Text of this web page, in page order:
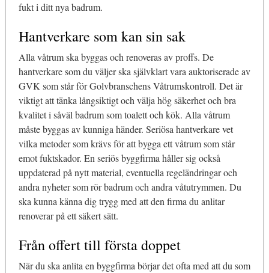
fukt i ditt nya badrum.
Hantverkare som kan sin sak
Alla våtrum ska byggas och renoveras av proffs. De
hantverkare som du väljer ska självklart vara auktoriserade av
GVK som står för Golvbranschens Våtrumskontroll. Det är
viktigt att tänka långsiktigt och välja hög säkerhet och bra
kvalitet i såväl badrum som toalett och kök. Alla våtrum
måste byggas av kunniga händer. Seriösa hantverkare vet
vilka metoder som krävs för att bygga ett våtrum som står
emot fuktskador. En seriös byggfirma håller sig också
uppdaterad på nytt material, eventuella regeländringar och
andra nyheter som rör badrum och andra våtutrymmen. Du
ska kunna känna dig trygg med att den firma du anlitar
renoverar på ett säkert sätt.
Från offert till första doppet
När du ska anlita en byggfirma börjar det ofta med att du som